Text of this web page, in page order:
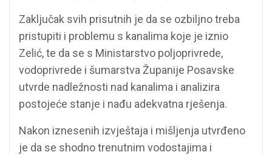
Zaključak svih prisutnih je da se ozbiljno treba
pristupiti i problemu s kanalima koje je iznio
Zelić, te da se s Ministarstvo poljoprivrede,
vodoprivrede i šumarstva Županije Posavske
utvrde nadležnosti nad kanalima i analizira
postojeće stanje i nađu adekvatna rješenja.
Nakon iznesenih izvještaja i mišljenja utvrđeno
je da se shodno trenutnim vodostajima i